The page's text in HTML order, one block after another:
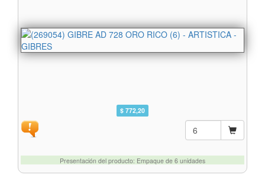
$ 772,20
Presentación del producto: Empaque de 6 unidades